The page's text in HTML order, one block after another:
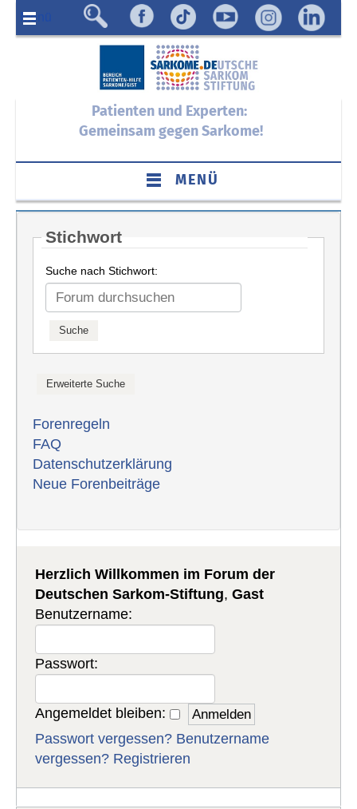
Menü
Patienten und Experten:
Gemeinsam gegen Sarkome!
MENÜ
Stichwort
Suche nach Stichwort:
Forenregeln
FAQ
Datenschutzerklärung
Neue Forenbeiträge
Herzlich Willkommen im Forum der
Deutschen Sarkom-Stiftung,Gast
Benutzername:
Passwort:
Angemeldet bleiben:
Passwort vergessen? Benutzername
vergessen? Registrieren